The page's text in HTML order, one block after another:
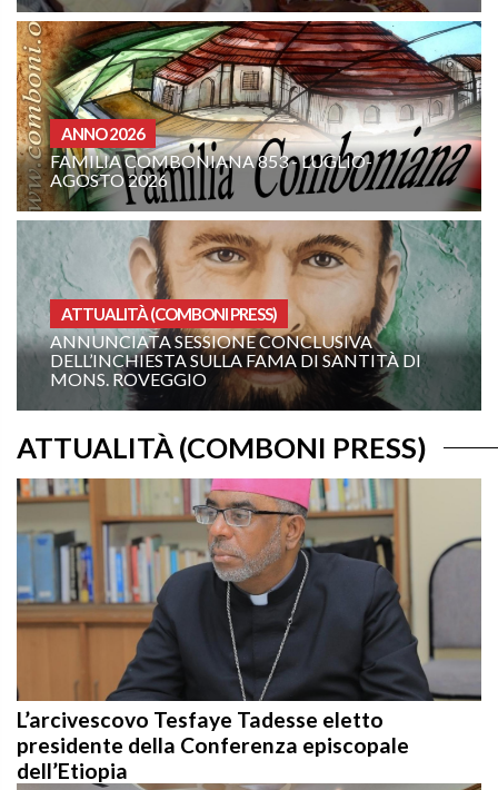
- LUGLIO-
CURIA - (NOTIZIE-NEWS)
INTENZIONE DI PREGHIERA
COMBONIANA: AGOSTO
DI SANTITÀ DI
OMELIE ANNO A
XIX DOMENICA DEL
ANNO A: “COMANDAMI DI
TE!”
ATTUALITÀ (COMBONI PRESS)
L’arcivescovo Tesfaye Tadesse eletto
presidente della Conferenza episcopale
dell’Etiopia